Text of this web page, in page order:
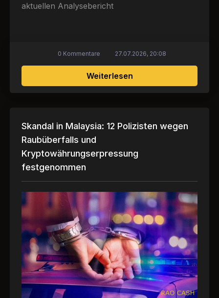
aktuellen Analysebericht
Weiterlesenüber Der Faktor
0 Kommentare 27.07.2026, 20:08
Skandal in Malaysia: 12 Polizisten wegen
Raubüberfalls und
Kryptowährungserpressung
festgenommen